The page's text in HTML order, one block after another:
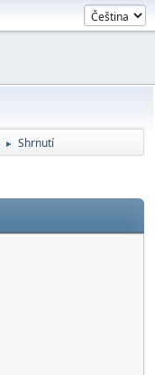
► Shrnutí